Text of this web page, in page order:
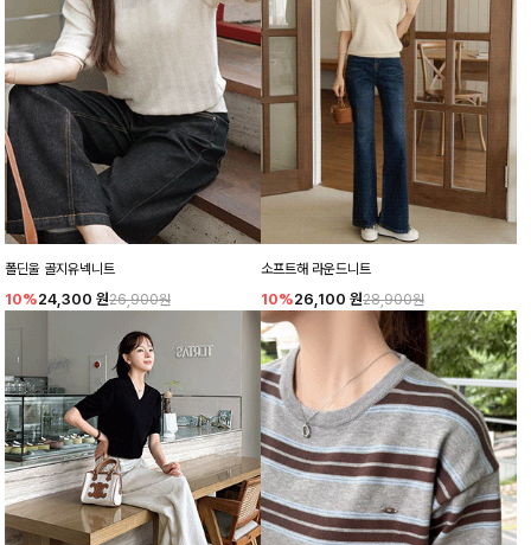
폴딘울 골지유넥니트
10%24,300 원26,900원
소프트해 라운드니트
10%26,100 원28,900원